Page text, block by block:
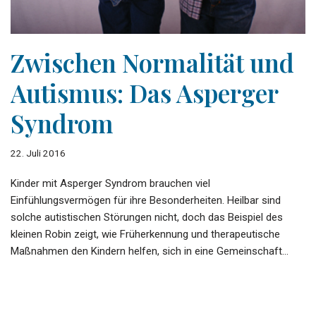
Zwischen Normalität und
Autismus: Das Asperger
Syndrom
22. Juli 2016
Kinder mit Asperger Syndrom brauchen viel
Einfühlungsvermögen für ihre Besonderheiten. Heilbar sind
solche autistischen Störungen nicht, doch das Beispiel des
kleinen Robin zeigt, wie Früherkennung und therapeutische
Maßnahmen den Kindern helfen, sich in eine Gemeinschaft…